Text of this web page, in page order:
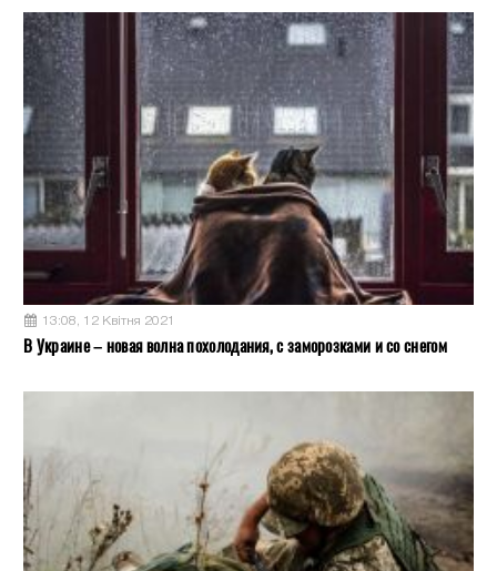
13:08, 12 Квітня 2021
В Украине – новая волна похолодания, с заморозками и со снегом